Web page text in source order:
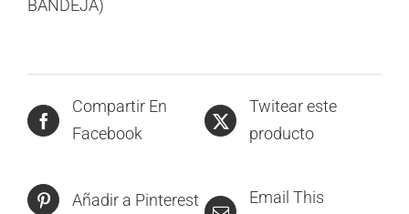
BANDEJA)
Compartir En
Facebook
Twitear este
producto
Añadir a Pinterest
Email This